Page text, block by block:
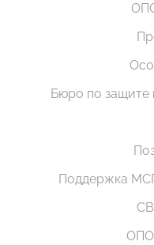
Бюро по защите
Поддержка